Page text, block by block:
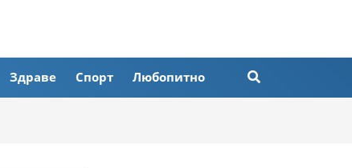
Здраве Спорт Любопитно